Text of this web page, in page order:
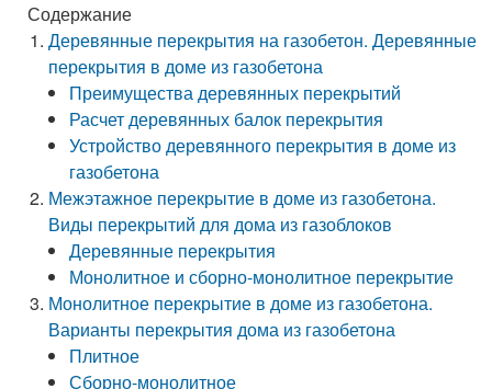
Содержание
Деревянные перекрытия на газобетон. Деревянные
перекрытия в доме из газобетона
Преимущества деревянных перекрытий
Расчет деревянных балок перекрытия
Устройство деревянного перекрытия в доме из
газобетона
Межэтажное перекрытие в доме из газобетона.
Виды перекрытий для дома из газоблоков
Деревянные перекрытия
Монолитное и сборно-монолитное перекрытие
Монолитное перекрытие в доме из газобетона.
Варианты перекрытия дома из газобетона
Плитное
Сборно-монолитное